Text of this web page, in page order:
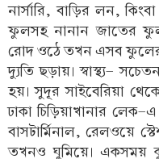
নার্সারি, বাড়ির লন,
ফুলসহ নানান জাতের
রোদ ওঠে তখন এসব ফুলের
দ্যুতি ছড়ায়। স্বাস্থ্য-
হয়। সুদূর সাইবেরিয়া
ঢাকা চিড়িয়াখানার
বাসটার্মিনাল, রেলওয়ে
তখনও ঘুমিয়ে। একসময়